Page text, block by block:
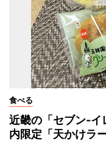
食べる
近畿の「セブン-
内限定「天かけラ